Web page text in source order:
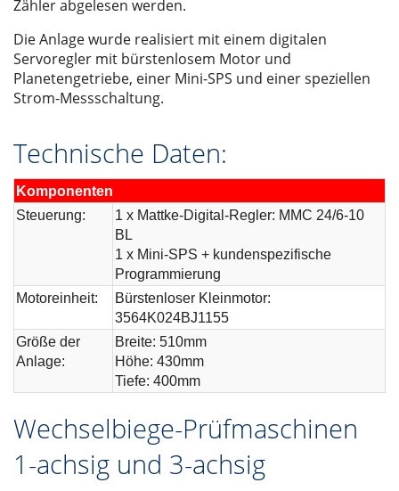
Zähler abgelesen werden.
Die Anlage wurde realisiert mit einem digitalen
Servoregler mit bürstenlosem Motor und
Planetengetriebe, einer Mini-SPS und einer speziellen
Strom-Messschaltung.
Technische Daten:
Komponenten
Steuerung:
1 x Mattke-Digital-Regler: MMC 24/6-10
BL
1 x Mini-SPS + kundenspezifische
Programmierung
Motoreinheit:
Bürstenloser Kleinmotor:
3564K024BJ1155
Größe der
Anlage:
Breite: 510mm
Höhe: 430mm
Tiefe: 400mm
Wechselbiege-Prüfmaschinen
1-achsig und 3-achsig